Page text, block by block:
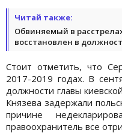
Читай также:
Обвиняемый в
восстановлен в
Стоит отметить, что
2017-2019 годах. В
должности главы
Князева задержали
причине
правоохранитель все